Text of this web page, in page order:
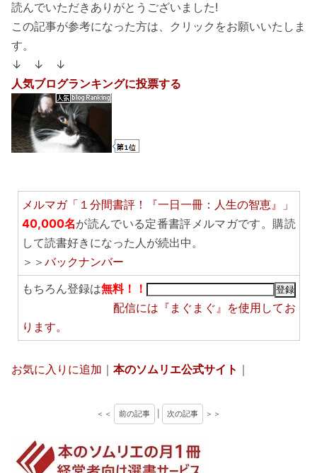
読んでいただきありがとうございました!
この記事が参考になった方は、クリックをお願いいたしま
す。
↓ ↓ ↓
人気ブログランキングに投票する
メルマガ「１分間書評！『一日一冊：人生の智恵』」
40,000名が読んでいる定番書評メルマガです。購読
して読書好きになった人が続出中。
＞＞ バックナンバー
もちろん登録は無料！！
配信には 『まぐまぐ』 を使用してお
ります。
お気に入りに追加 ｜ 本のソムリエ公式サイト ｜
＜＜ 前の記事 次の記事 ＞＞